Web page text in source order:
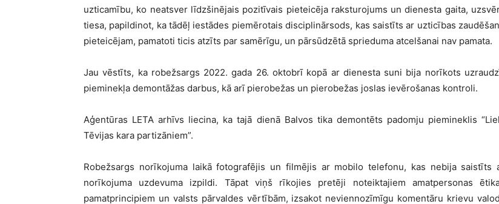
uzticamību, ko neatsver līdzšinējais pozitīvais pieteicēja raksturojums un dienesta gaita,
tiesa, papildinot, ka tādēļ iestādes piemērotais disciplinārsods, kas saistīts ar uzticības
pieteicējam, pamatoti ticis atzīts par samērīgu, un pārsūdzētā sprieduma atcelšanai nav pamata.
Jau vēstīts, ka robežsargs 2022. gada 26. oktobrī kopā ar dienesta suni bija norīkots
pieminekļa demontāžas darbus, kā arī pierobežas un pierobežas joslas ievērošanas kontroli.
Aģentūras LETA arhīvs liecina, ka tajā dienā Balvos tika demontēts padomju piemineklis
Tēvijas kara partizāniem”.
Robežsargs norīkojuma laikā fotografējis un filmējis ar mobilo telefonu, kas nebija saistīts
norīkojuma uzdevuma izpildi. Tāpat viņš rīkojies pretēji noteiktajiem amatpersonas
pamatprincipiem un valsts pārvaldes vērtībām, izsakot neviennozīmīgu komentāru krievu